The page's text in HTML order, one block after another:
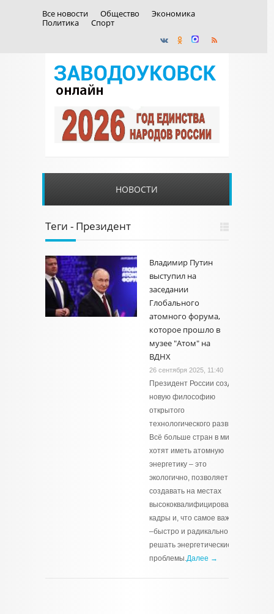
Все новости Общество
Экономика
Политика
Спорт
НОВОСТИ
Теги - Президент
Владимир Путин
выступил на
заседании
Глобального
атомного форума,
которое прошло в
музее "Атом" на
ВДНХ
26 сентября 2025, 11:40
Президент России создаёт
новую философию
открытого
технологического развития.
Всё больше стран в мире
хотят иметь атомную
энергетику – это
экологично, позволяет
создавать на местах
высококвалифицированные
кадры и, что самое важное,
–быстро и радикально
решать энергетические
проблемы.Далее →